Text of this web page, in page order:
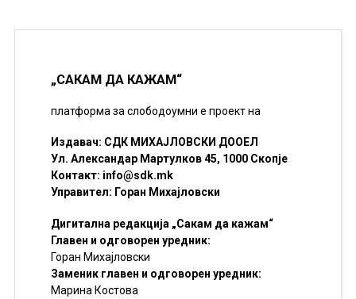
„САКАМ ДА КАЖАМ“
платформа за слободоумни е проект на
Издавач: СДК МИХАЈЛОВСКИ ДООЕЛ
Ул. Александар Мартулков 45, 1000 Скопје
Контакт: info@sdk.mk
Управител: Горан Михајловски
Дигитална редакција „Сакам да кажам“
Главен и одговорен уредник:
Горан Михајловски
Заменик главен и одговорен уредник:
Марина Костова